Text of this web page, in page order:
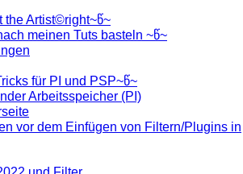
Artist©right~წ~
meinen Tuts basteln ~წ~
für PI und PSP~წ~
Arbeitsspeicher (PI)
vor dem Einfügen von Filtern/Plugins in